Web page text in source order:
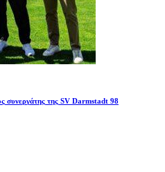
συνεργάτης της SV Darmstadt 98